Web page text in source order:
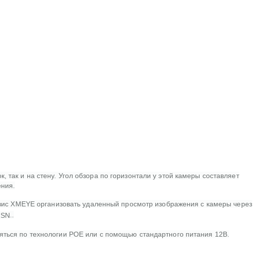
и на стену. Угол обзора по горизонтали у этой камеры составляет
XMEYE организовать удаленный просмотр изображения с камеры через
по технологии POE или с помощью стандартного питания 12В.